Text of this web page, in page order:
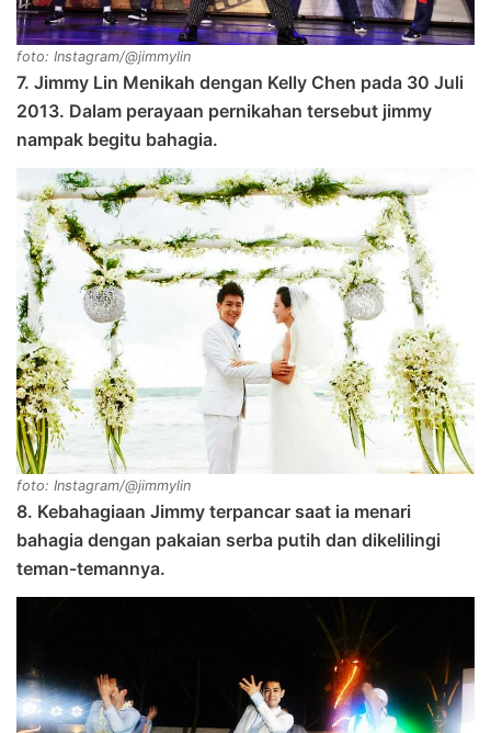
foto: Instagram/@jimmylin
7. Jimmy Lin Menikah dengan Kelly Chen pada 30 Juli
2013. Dalam perayaan pernikahan tersebut jimmy
nampak begitu bahagia.
foto: Instagram/@jimmylin
8. Kebahagiaan Jimmy terpancar saat ia menari
bahagia dengan pakaian serba putih dan dikelilingi
teman-temannya.